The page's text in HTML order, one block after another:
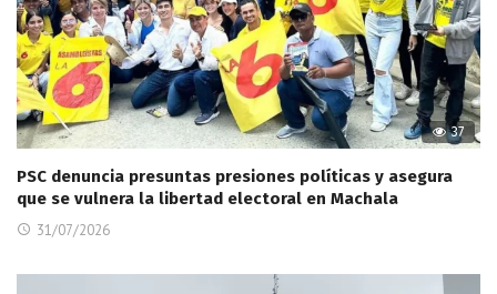
37
PSC denuncia presuntas presiones políticas y asegura
que se vulnera la libertad electoral en Machala
31/07/2026